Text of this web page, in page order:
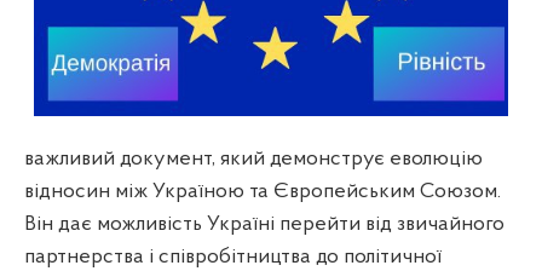
важливий документ, який демонструє еволюцію
відносин між Україною та Європейським Союзом.
Він дає можливість Україні перейти від звичайного
партнерства і співробітництва до політичної